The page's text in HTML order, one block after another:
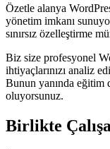
Özetle alanya
yönetim imkanı
sınırsız özelleştirme
Biz size profesyonel
ihtiyaçlarınızı analiz
Bunun yanında
oluyorsunuz.
Birlikte